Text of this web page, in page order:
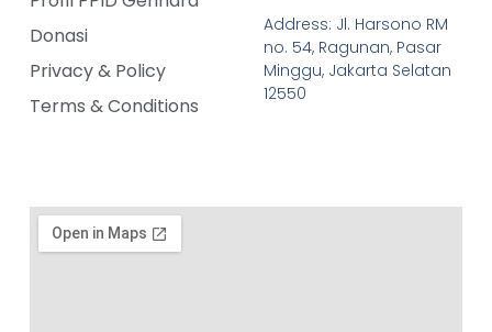
Donasi
Privacy & Policy
Terms & Conditions
Address: Jl. Harsono RM
no. 54, Ragunan, Pasar
Minggu, Jakarta Selatan
12550